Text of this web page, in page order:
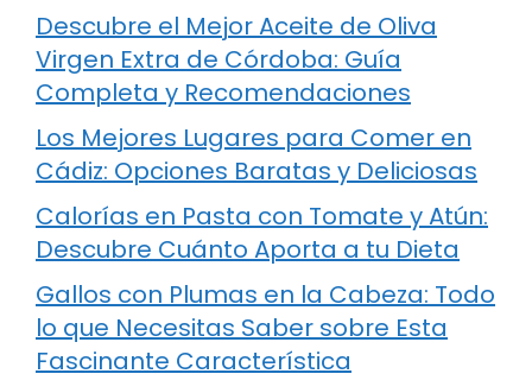
Descubre el Mejor Aceite de Oliva
Virgen Extra de Córdoba: Guía
Completa y Recomendaciones
Los Mejores Lugares para Comer en
Cádiz: Opciones Baratas y Deliciosas
Calorías en Pasta con Tomate y Atún:
Descubre Cuánto Aporta a tu Dieta
Gallos con Plumas en la Cabeza: Todo
lo que Necesitas Saber sobre Esta
Fascinante Característica